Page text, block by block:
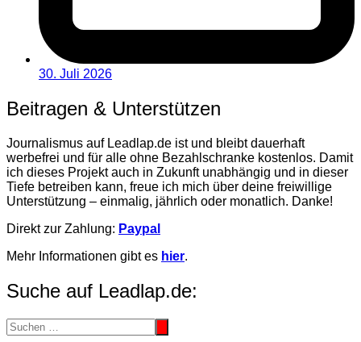
30. Juli 2026
Beitragen & Unterstützen
Journalismus auf Leadlap.de ist und bleibt dauerhaft
werbefrei und für alle ohne Bezahlschranke kostenlos. Damit
ich dieses Projekt auch in Zukunft unabhängig und in dieser
Tiefe betreiben kann, freue ich mich über deine freiwillige
Unterstützung – einmalig, jährlich oder monatlich. Danke!
Direkt zur Zahlung: Paypal
Mehr Informationen gibt es hier.
Suche auf Leadlap.de: